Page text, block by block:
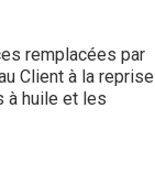
remplacées par
Client à la reprise
à huile et les